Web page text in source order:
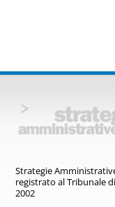
Strategie
registratoal Tribunale
2002